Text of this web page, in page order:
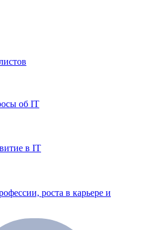
об IT
в IT
роста в карьере и